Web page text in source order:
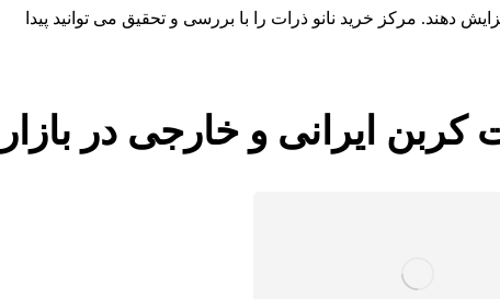
دهند. مرکز خرید نانو ذرات را با بررسی و تحقیق می توانید پیدا
کربن ایرانی و خارجی در بازار